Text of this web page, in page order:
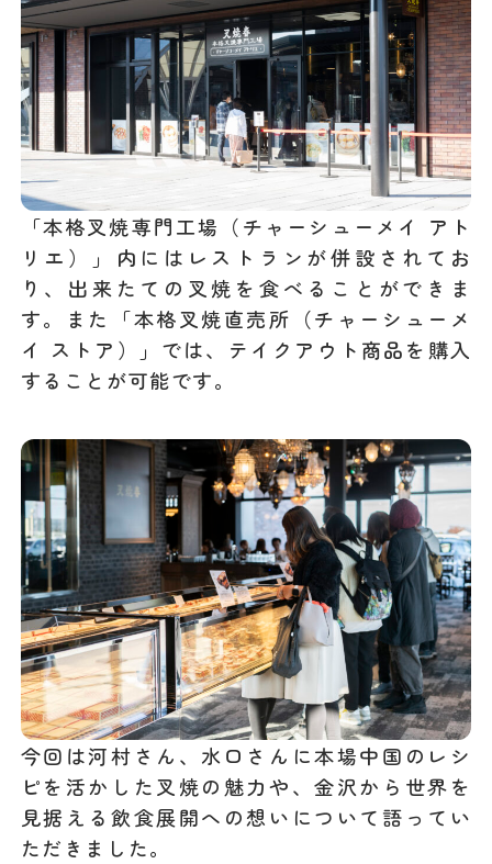
「本格叉焼専門工場（チャーシューメイ アト
リエ）」内にはレストランが併設されてお
り、出来たての叉焼を食べることができま
す。また「本格叉焼直売所（チャーシューメ
イ ストア）」では、テイクアウト商品を購入
することが可能です。
今回は河村さん、水口さんに本場中国のレシ
ピを活かした叉焼の魅力や、金沢から世界を
見据える飲食展開への想いについて語ってい
ただきました。